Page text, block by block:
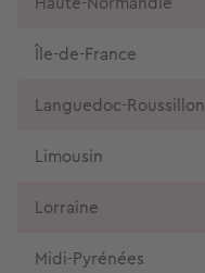
Île-de-France
Languedoc-Roussillon
Limousin
Lorraine
Midi-Pyrénées